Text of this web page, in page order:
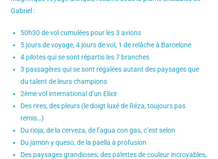
Gabriel :
50h30 de vol cumulées pour les 3 avions
5 jours de voyage, 4 jours de vol, 1 de relâche à Barcelone
4 pilotes qui se sont répartis les 7 branches
3 passagères qui se sont régalées autant des paysages que
du talent de leurs champions
2ème vol international d’un Elixir
Des rires, des pleurs (le doigt luxé de Réza, toujours pas
remis…)
Du rioja, de la cerveza, de l’agua con gas, c’est selon
Du jamon y queso, de la paella à profusion
Des paysages grandioses, des palettes de couleur incroyables,